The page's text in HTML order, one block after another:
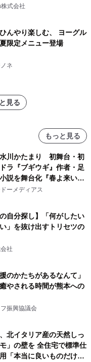
式会社
んやり楽しむ、 ヨーグル
限定メニュー登場
ネ
見る
もっと見る
川かたまり 初舞台・初
ラ『ブギウギ』作者・足
説を舞台化『春よ来い、
キービジュアル解禁！
ドーメディアス
の自分探し】「何がしたい
」を抜け出すトリセツの
社
のかたちがあるなんて」
やされる時間が熊本への
振興協議会
北イタリア産の天然しっ
」の壁を 全住宅で標準仕
「本当に良いものだけに